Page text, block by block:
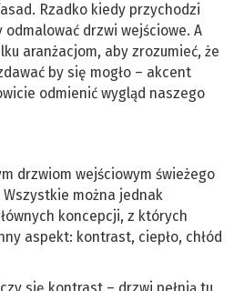
Rzadko kiedy przychodzi
odmalować drzwi wejściowe. A
aranżacjom, aby zrozumieć, że
by się mogło – akcent
odmienić wygląd naszego
drzwiom wejściowym świeżego
można jednak
koncepcji, z których
aspekt: kontrast, ciepło, chłód